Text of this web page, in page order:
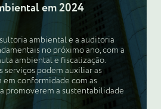
em 2024
ambiental e a auditoria
no próximo ano, com a
ambiental e fiscalização.
serviços podem auxiliar as
em conformidade com as
promoverem a sustentabilidade